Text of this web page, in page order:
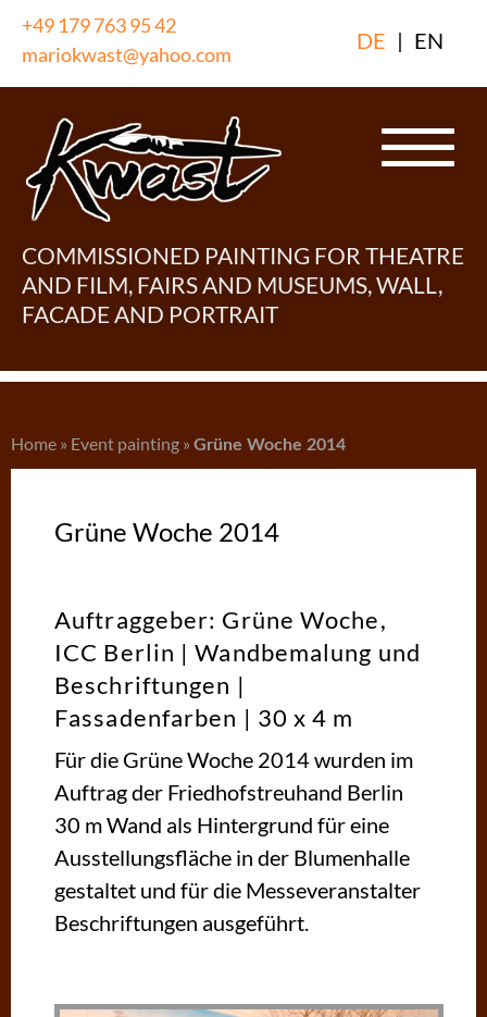
Skip
content
+49 179 763 95 42
mariokwast@yahoo.com
DE | EN
COMMISSIONED PAINTING FOR THEATRE
AND FILM, FAIRS AND MUSEUMS, WALL,
FACADE AND PORTRAIT
Home » Event painting » Grüne Woche 2014
Grüne Woche 2014
Auftraggeber: Grüne Woche,
ICC Berlin | Wandbemalung und
Beschriftungen |
Fassadenfarben | 30 x 4 m
Für die Grüne Woche 2014 wurden im
Auftrag der Friedhofstreuhand Berlin
30 m Wand als Hintergrund für eine
Ausstellungsfläche in der Blumenhalle
gestaltet und für die Messeveranstalter
Beschriftungen ausgeführt.